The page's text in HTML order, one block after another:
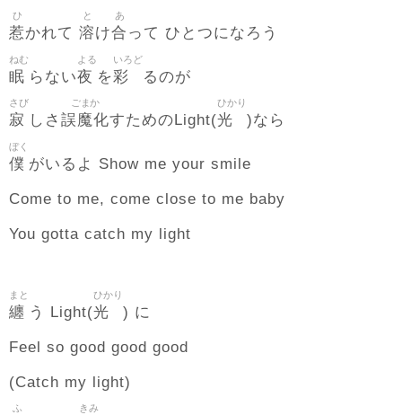
惹
ひ
かれて 溶
と
け合
あ
って ひとつになろう
眠
ねむ
らない夜
よる
を彩
いろど
るのが
寂
さび
しさ 誤魔化
ごまか
すためのLight(光
ひかり
)なら
僕
ぼく
がいるよ Show me your smile
Come to me, come close to me baby
You gotta catch my light
纏
まと
う Light(光
ひかり
) に
Feel so good good good
(Catch my light)
ふ きみ